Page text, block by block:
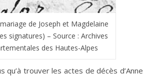
de Joseph et Magdelaine
signatures) – Source : Archives
des Hautes-Alpes
qu’à trouver les actes de décès d’Anne